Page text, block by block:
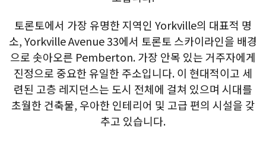
토론토에서 가장 유명한 지역인 Yorkville의 대표적 명
소, Yorkville Avenue 33에서 토론토 스카이라인을 배경
으로 솟아오른 Pemberton. 가장 안목 있는 거주자에게
진정으로 중요한 유일한 주소입니다. 이 현대적이고 세
련된 고층 레지던스는 도시 전체에 걸쳐 있으며 시대를
초월한 건축물, 우아한 인테리어 및 고급 편의 시설을 갖
추고 있습니다.